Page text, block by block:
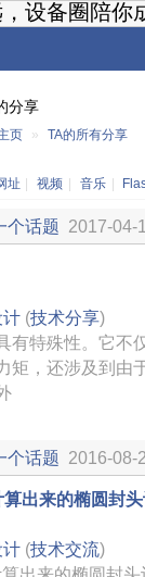
设备圈陪你
分享
页 » TA的所有分享
址 视频 音乐
个话题 2017-04-
计 (技术分享)
有特殊性。它不
矩，还涉及到
个话题 2016-08-
出来的椭圆封
计 (技术交流)